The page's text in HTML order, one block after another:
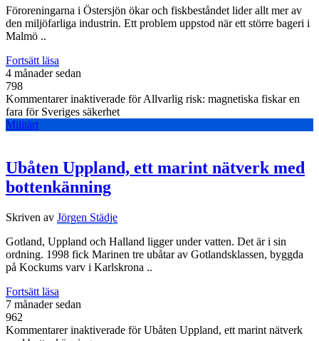
Föroreningarna i Östersjön ökar och fiskbeståndet lider allt mer av
den miljöfarliga industrin. Ett problem uppstod när ett större bageri i
Malmö ..
Fortsätt läsa
4 månader sedan
798
Kommentarer inaktiverade för Allvarlig risk: magnetiska fiskar en
fara för Sveriges säkerhet
Militärt
Ubåten Uppland, ett marint nätverk med
bottenkänning
Skriven av Jörgen Städje
Gotland, Uppland och Halland ligger under vatten. Det är i sin
ordning. 1998 fick Marinen tre ubåtar av Gotlandsklassen, byggda
på Kockums varv i Karlskrona ..
Fortsätt läsa
7 månader sedan
962
Kommentarer inaktiverade för Ubåten Uppland, ett marint nätverk